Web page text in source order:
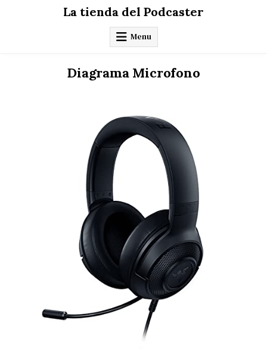
La tienda del Podcaster
Menu
Diagrama Microfono